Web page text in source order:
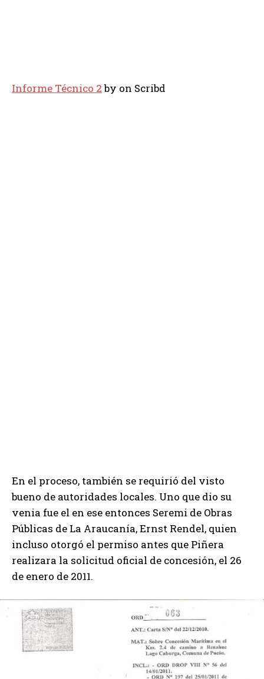
Informe Técnico 2by on Scribd
En el proceso, también se requirió del visto
bueno de autoridades locales. Uno que dio su
venia fue el en ese entonces Seremi de Obras
Públicas de La Araucanía, Ernst Rendel, quien
incluso otorgó el permiso antes que Piñera
realizara la solicitud oficial de concesión, el 26
de enero de 2011.